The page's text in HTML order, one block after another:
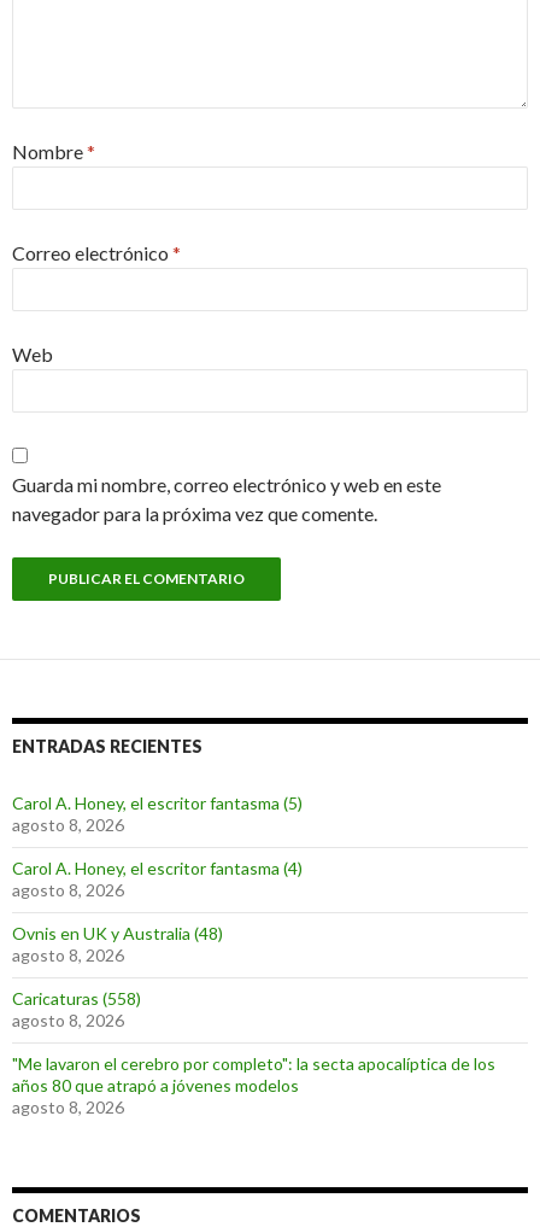
Nombre*
Correo electrónico *
Web
Guarda mi nombre, correo electrónico y web en este
navegador para la próxima vez que comente.
ENTRADAS RECIENTES
Carol A. Honey, el escritor fantasma (5)
agosto 8, 2026
Carol A. Honey, el escritor fantasma (4)
agosto 8, 2026
Ovnis en UK y Australia (48)
agosto 8, 2026
Caricaturas (558)
agosto 8, 2026
"Me lavaron el cerebro por completo": la secta apocalíptica de los
años 80 que atrapó a jóvenes modelos
agosto 8, 2026
COMENTARIOS